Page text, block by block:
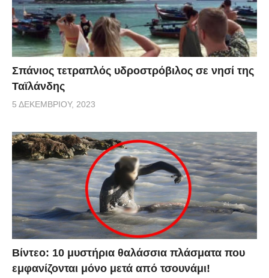
Σπάνιος τετραπλός υδροστρόβιλος σε νησί της
Ταϊλάνδης
5 ΔΕΚΕΜΒΡΊΟΥ, 2023
Βίντεο: 10 μυστήρια θαλάσσια πλάσματα που
εμφανίζονται μόνο μετά από τσουνάμι!